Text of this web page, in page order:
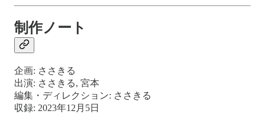
制作ノート
企画: ささきる
出演: ささきる, 宮本
編集・ディレクション: ささきる
収録: 2023年12月5日